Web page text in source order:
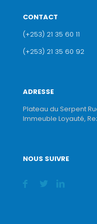
CONTACT
(+253) 21 35 60 11
(+253) 21 35 60 92
ADRESSE
Plateau du Serpent
Immeuble Loyauté,
NOUS SUIVRE